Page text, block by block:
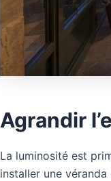
Agrandir
La luminosité est
installer une